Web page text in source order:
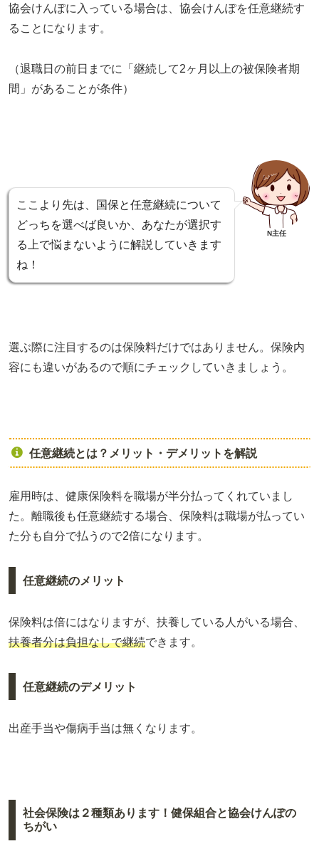
協会けんぽに入っている場合は、協会けんぽを任意継続す
ることになります。
（退職日の前日までに「継続して2ヶ月以上の被保険者期
間」があることが条件）
ここより先は、国保と任意継続について
どっちを選べば良いか、あなたが選択す
る上で悩まないように解説していきます
ね！
N主任
選ぶ際に注目するのは保険料だけではありません。保険内
容にも違いがあるので順にチェックしていきましょう。
任意継続とは？メリット・デメリットを解説
雇用時は、健康保険料を職場が半分払ってくれていまし
た。離職後も任意継続する場合、保険料は職場が払ってい
た分も自分で払うので2倍になります。
任意継続のメリット
保険料は倍にはなりますが、扶養している人がいる場合、
扶養者分は負担なしで継続できます。
任意継続のデメリット
出産手当や傷病手当は無くなります。
社会保険は２種類あります！健保組合と協会けんぽの
ちがい